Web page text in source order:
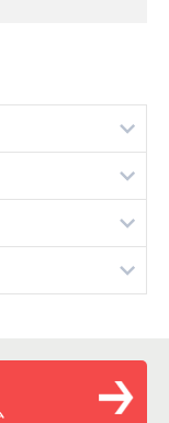
覧
件一覧
件一覧
件一覧
一覧
一覧
覧
件一覧
一覧
件一覧